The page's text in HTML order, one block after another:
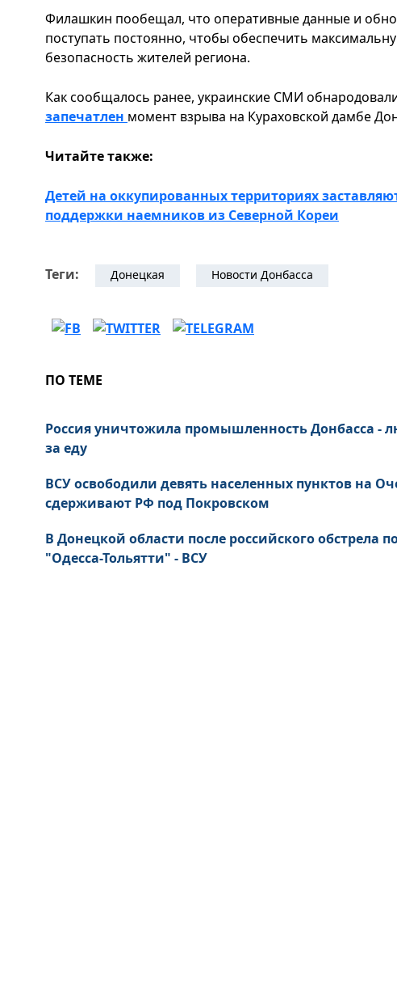
Филашкин пообещал, что оперативные данные и
поступать постоянно, чтобы обеспечить
безопасность жителей региона.
Как сообщалось ранее, украинские СМИ
запечатлен момент взрыва на Кураховской дамбе
Читайте также:
Детей на оккупированных территориях
поддержки наемников из Северной Кореи
Теги: Донецкая Новости Донбасса
ПО ТЕМЕ
Россия уничтожила промышленность Донбасса -
за еду
ВСУ освободили девять населенных пунктов на
сдерживают РФ под Покровском
В Донецкой области после российского обстрела
"Одесса-Тольятти" - ВСУ